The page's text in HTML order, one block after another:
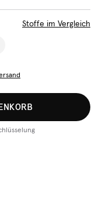
Stoffe im Vergleich